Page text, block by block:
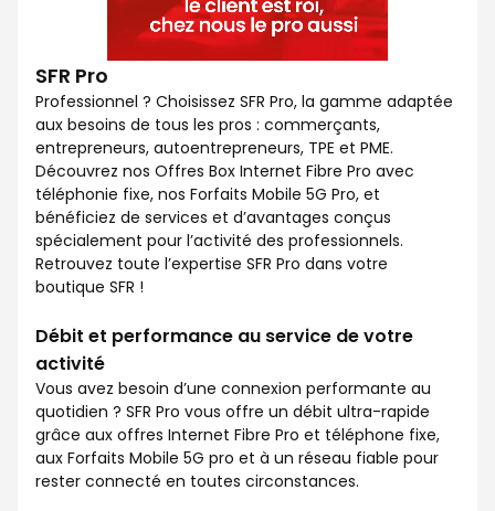
SFR Pro
Professionnel ? Choisissez SFR Pro, la gamme adaptée
aux besoins de tous les pros : commerçants,
entrepreneurs, autoentrepreneurs, TPE et PME.
Découvrez nos Offres Box Internet Fibre Pro avec
téléphonie fixe, nos Forfaits Mobile 5G Pro, et
bénéficiez de services et d’avantages conçus
spécialement pour l’activité des professionnels.
Retrouvez toute l’expertise SFR Pro dans votre
boutique SFR !
Débit et performance au service de votre
activité
Vous avez besoin d’une connexion performante au
quotidien ? SFR Pro vous offre un débit ultra-rapide
grâce aux offres Internet Fibre Pro et téléphone fixe,
aux Forfaits Mobile 5G pro et à un réseau fiable pour
rester connecté en toutes circonstances.